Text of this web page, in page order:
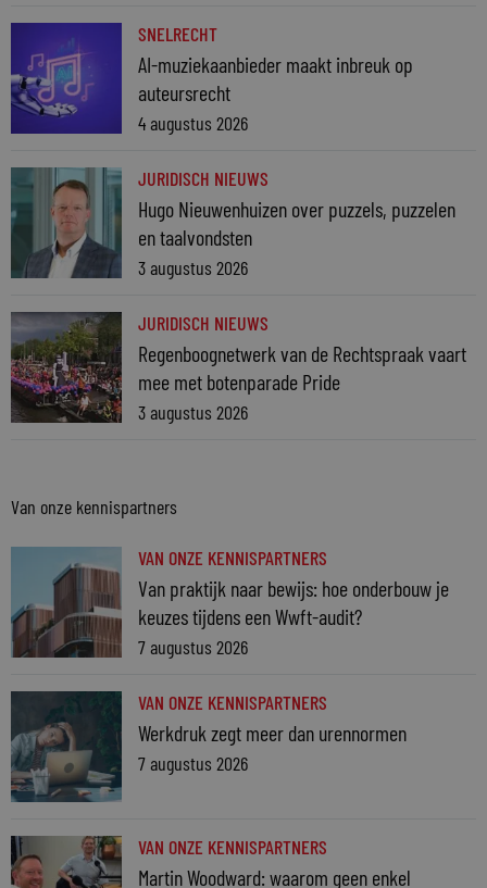
SNELRECHT
AI-muziekaanbieder maakt inbreuk op
auteursrecht
4 augustus 2026
JURIDISCH NIEUWS
Hugo Nieuwenhuizen over puzzels, puzzelen
en taalvondsten
3 augustus 2026
JURIDISCH NIEUWS
Regenboognetwerk van de Rechtspraak vaart
mee met botenparade Pride
3 augustus 2026
Van onze kennispartners
VAN ONZE KENNISPARTNERS
Van praktijk naar bewijs: hoe onderbouw je
keuzes tijdens een Wwft-audit?
7 augustus 2026
VAN ONZE KENNISPARTNERS
Werkdruk zegt meer dan urennormen
7 augustus 2026
VAN ONZE KENNISPARTNERS
Martin Woodward: waarom geen enkel